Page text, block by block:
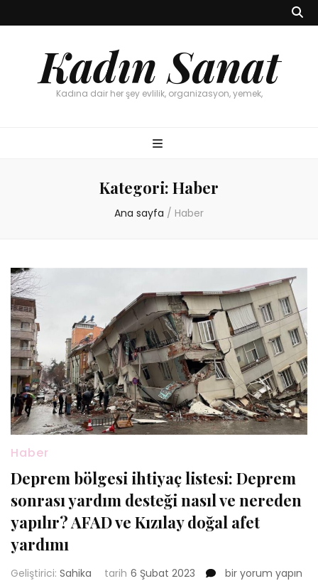
Kadın Sanat
Kadına dair her şey evlilik, organizasyon, yemek,
Kategori: Haber
Ana sayfa / Haber
Haber
Deprem bölgesi ihtiyaç listesi: Deprem
sonrası yardım desteği nasıl ve nereden
yapılır? AFAD ve Kızılay doğal afet
yardımı
Geliştirici: Sahika tarih 6 Şubat 2023
Deprem
bir yorum yapın